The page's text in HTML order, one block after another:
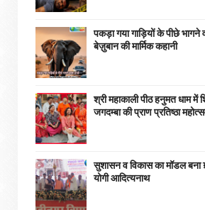
पकड़ा गया गाड़ियों के पीछे भागने
बेज़ुबान की मार्मिक कहानी
श्री महाकाली पीठ हनुमत धाम में
जगदम्बा की प्राण प्रतिष्ठा
सुशासन व विकास का मॉडल बना
योगी आदित्यनाथ